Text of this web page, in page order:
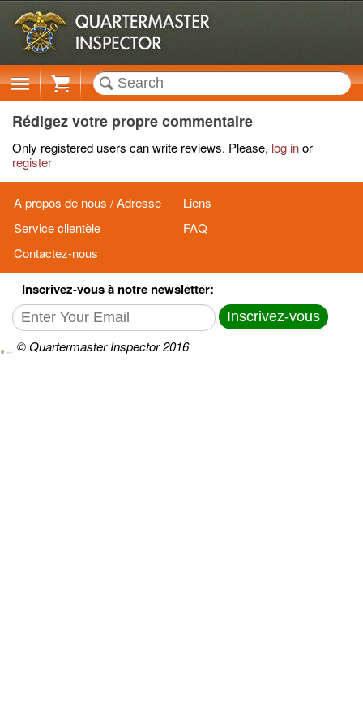
Cart
Rédigez votre propre commentaire
Only registered users can write reviews. Please, log inor
register
A propos de nous / Adresse
Liens
Service clientèle
FAQ
Contactez-nous
Inscrivez-vous à notre newsletter:
Inscrivez-vous
© Quartermaster Inspector 2016